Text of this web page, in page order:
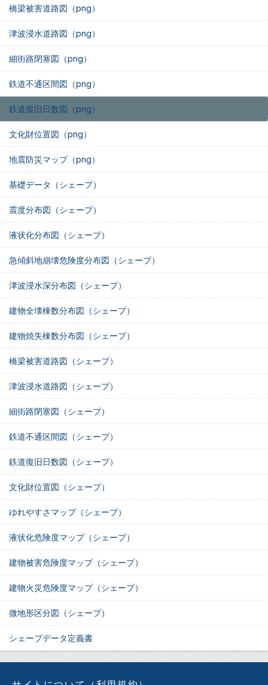
橋梁被害道路図（png）
津波浸水道路図（png）
細街路閉塞図（png）
鉄道不通区間図（png）
鉄道復旧日数図（png）
文化財位置図（png）
地震防災マップ（png）
基礎データ（シェープ）
震度分布図（シェープ）
液状化分布図（シェープ）
急傾斜地崩壊危険度分布図（シェープ）
津波浸水深分布図（シェープ）
建物全壊棟数分布図（シェープ）
建物焼失棟数分布図（シェープ）
橋梁被害道路図（シェープ）
津波浸水道路図（シェープ）
細街路閉塞図（シェープ）
鉄道不通区間図（シェープ）
鉄道復旧日数図（シェープ）
文化財位置図（シェープ）
ゆれやすさマップ（シェープ）
液状化危険度マップ（シェープ）
建物被害危険度マップ（シェープ）
建物火災危険度マップ（シェープ）
微地形区分図（シェープ）
シェープデータ定義書